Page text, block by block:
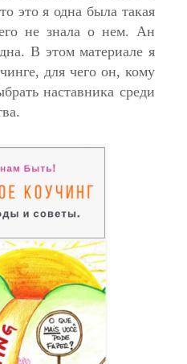
это я одна была такая
не знала о нем. Ан
В этом материале я
для чего он, кому
наставника среди